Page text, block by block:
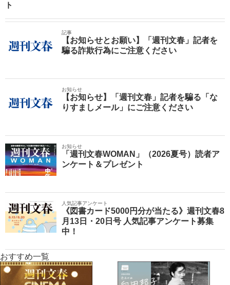
ト
記事
【お知らせとお願い】「週刊文春」記者を
騙る詐欺行為にご注意ください
お知らせ
【お知らせ】「週刊文春」記者を騙る「な
りすましメール」にご注意ください
お知らせ
「週刊文春WOMAN」（2026夏号）読者ア
ンケート＆プレゼント
人気記事アンケート
《図書カード5000円分が当たる》週刊文春8
月13日・20日号 人気記事アンケート募集
中！
おすすめ一覧